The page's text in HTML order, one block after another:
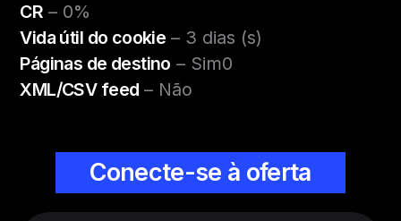
CR – 0%
Vida útil do cookie – 3 dias (s)
Páginas de destino – Sim0
XML/CSV feed – Não
Conecte-se à oferta